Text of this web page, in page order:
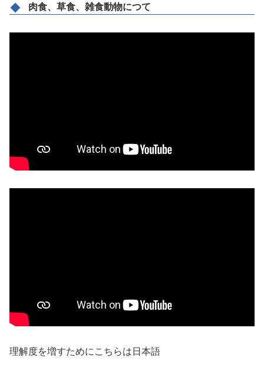
肉食、草食、雑食動物につて
理解度を増すためにこちらは日本語